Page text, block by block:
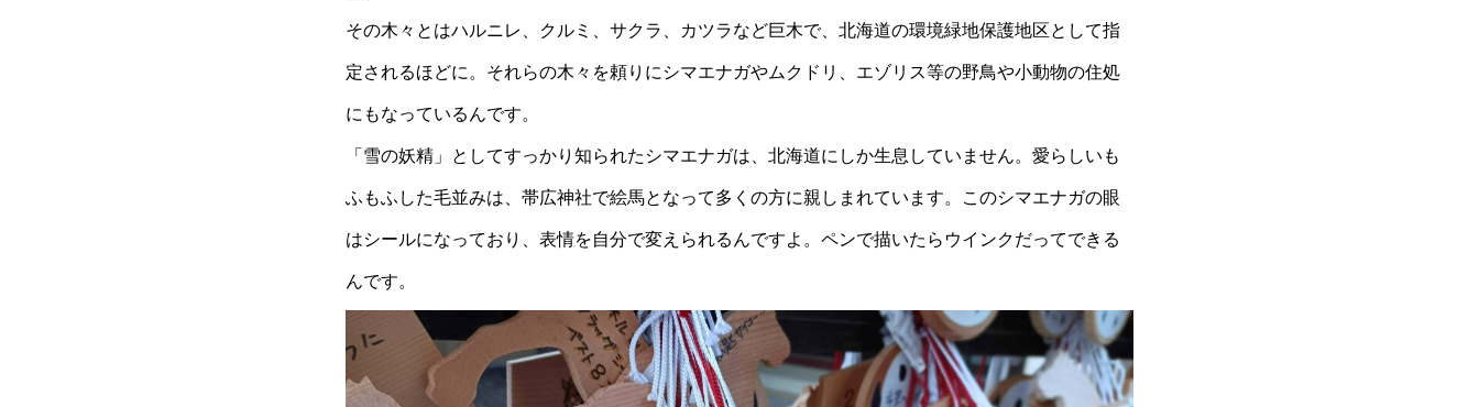
その木々とはハルニレ、クルミ、サクラ、カツラなど巨木で、北海道の環境緑地保護地区として指
定されるほどに。それらの木々を頼りにシマエナガやムクドリ、エゾリス等の野鳥や小動物の住処
にもなっているんです。
「雪の妖精」としてすっかり知られたシマエナガは、北海道にしか生息していません。愛らしいも
ふもふした毛並みは、帯広神社で絵馬となって多くの方に親しまれています。このシマエナガの眼
はシールになっており、表情を自分で変えられるんですよ。ペンで描いたらウインクだってできる
んです。